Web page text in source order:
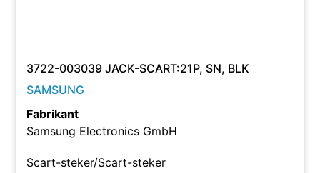
3722-003039 JACK-SCART:21P, SN, BLK
SAMSUNG
Fabrikant
Samsung Electronics GmbH
Scart-steker/Scart-steker